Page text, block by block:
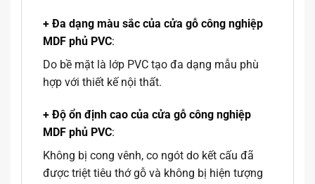
+ Đa dạng màu sắc của cửa gỗ công nghiệp
MDF phủ PVC:
Do bề mặt là lớp PVC tạo đa dạng mẫu phù
hợp với thiết kế nội thất.
+ Độ ổn định cao của cửa gỗ công nghiệp
MDF phủ PVC:
Không bị cong vênh, co ngót do kết cấu đã
được triệt tiêu thớ gỗ và không bị hiện tượng